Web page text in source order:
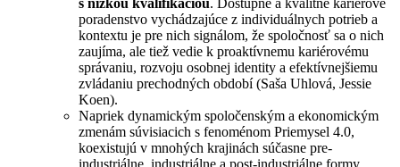
poradenstvo vychádzajúce z individuálnych potrieb a
kontextu je pre nich signálom, že spoločnosť sa o nich
zaujíma, ale tiež vedie k proaktívnemu kariérovému
správaniu, rozvoju osobnej identity a efektívnejšiemu
zvládaniu prechodných období (Saša Uhlová, Jessie
Koen).
Napriek dynamickým spoločenským a ekonomickým
zmenám súvisiacich s fenoménom Priemysel 4.0,
koexistujú v mnohých krajinách súčasne pre-
industriálne, industriálne a post-industriálne formy